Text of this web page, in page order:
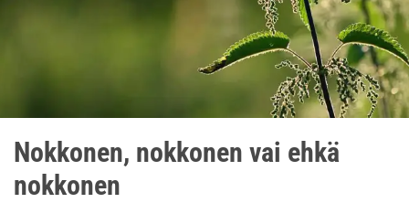
Nokkonen, nokkonen vai ehkä
nokkonen